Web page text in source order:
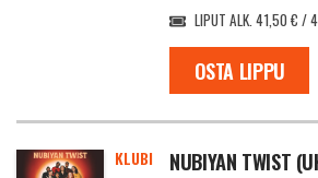
LIPUT ALK. 41,50 € /
OSTA LIPPU
KLUBI NUBIYAN TWIST